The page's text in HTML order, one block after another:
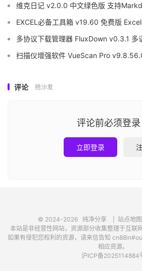
维克日记 v2.0.0 中文绿色版 支持
EXCEL必备工具箱 v19.60 免费版
多协议下载管理器 FluxDown v0.3.1 多
扫描仪增强软件 VueScan Pro
评论 抢沙发
评论前必须登录
立即登录
© 2024-2026 纯净分享 站点地图
本站是非经营性网站，资源部分收集整理于互联
如果有侵犯您权利的资源，请来信告知
相应资源。
沪ICP备2025114884